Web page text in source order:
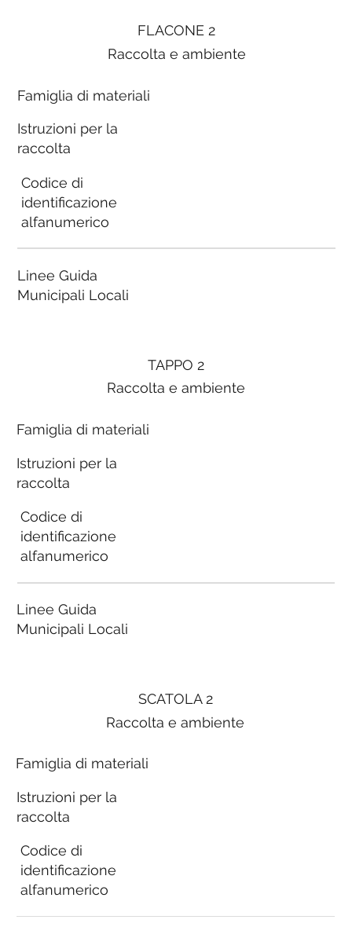
FLACONE 2
Raccolta e ambiente
Famiglia di materiali
Istruzioni per la
raccolta
Codice di
identificazione
alfanumerico
Linee Guida
Municipali Locali
SCATOLA 2
Raccolta e ambiente
Famiglia di materiali
Istruzioni per la
raccolta
Codice di
identificazione
alfanumerico
TAPPO 2
Raccolta e ambiente
Famiglia di materiali
Istruzioni per la
raccolta
Codice di
identificazione
alfanumerico
Linee Guida
Municipali Locali